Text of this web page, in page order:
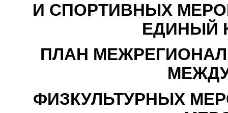
И СПОРТИВНЫХ
ЕДИНЫЙ
ПЛАН
ФИЗКУЛЬТУРНЫХ